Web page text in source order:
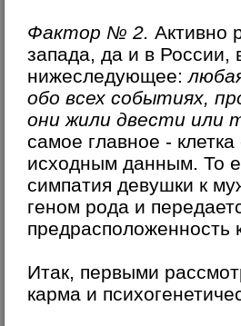
Фактор № 2. Активно
запада, да и в России,
нижеследующее:
обо всех событиях,
они жили двести или
самое главное -
исходным данным. То
симпатия девушки к
геном рода и
предрасположенность
Итак, первыми
карма и